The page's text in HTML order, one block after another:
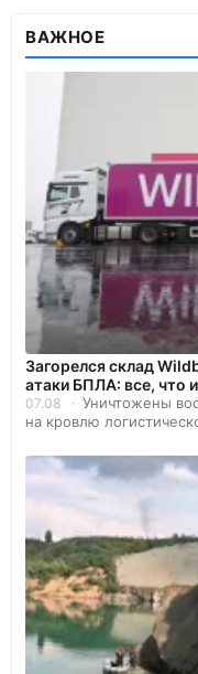
ВАЖНОЕ
Загорелся склад
атаки БПЛА: все, что
07.08
Уничтожены
на кровлю